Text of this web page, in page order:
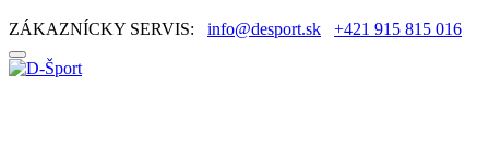
ZÁKAZNÍCKY SERVIS: info@desport.sk +421 915 815 016